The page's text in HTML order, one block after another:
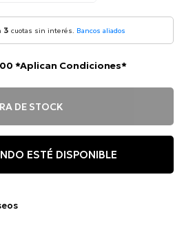
3 cuotas sin interés. Bancos aliados
*Aplican Condiciones*
DE STOCK
ESTÉ DISPONIBLE